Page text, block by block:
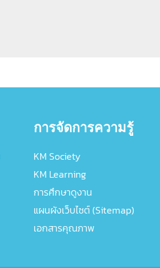
การจัดการความรู้
KM Society
KM Learning
การศึกษาดูงาน
แผนผังเว็บไซต์ (Sitemap)
เอกสารคุณภาพ